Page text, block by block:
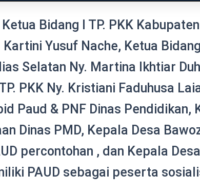
Bidang I TP. PKK
Kartini Yusuf Nache, Ketua
Selatan Ny. Martina Ikhtiar
PKK Ny. Kristiani Faduhusa
Paud & PNF Dinas Pendidikan,
Dinas PMD, Kepala Desa
percontohan , dan Kepala
PAUD sebagai peserta